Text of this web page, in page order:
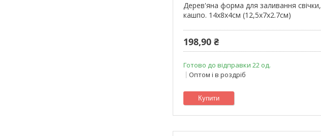
Дерев'яна форма для заливання свічки,
кашпо. 14х8х4см (12,5х7х2.7см)
198,90 ₴
Готово до відправки 22 од.
Оптом і в роздріб
Купити